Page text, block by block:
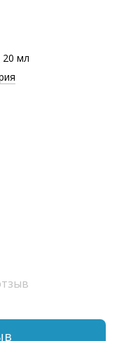
20 мл